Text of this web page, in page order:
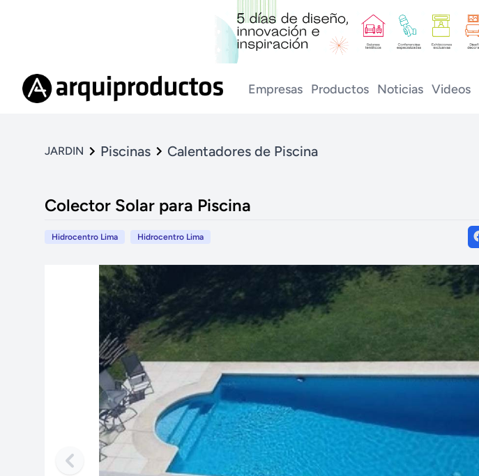
Empresas Productos Noticias Videos
JARDIN Piscinas Calentadores de Piscina
Colector Solar para Piscina
Hidrocentro Lima Hidrocentro Lima